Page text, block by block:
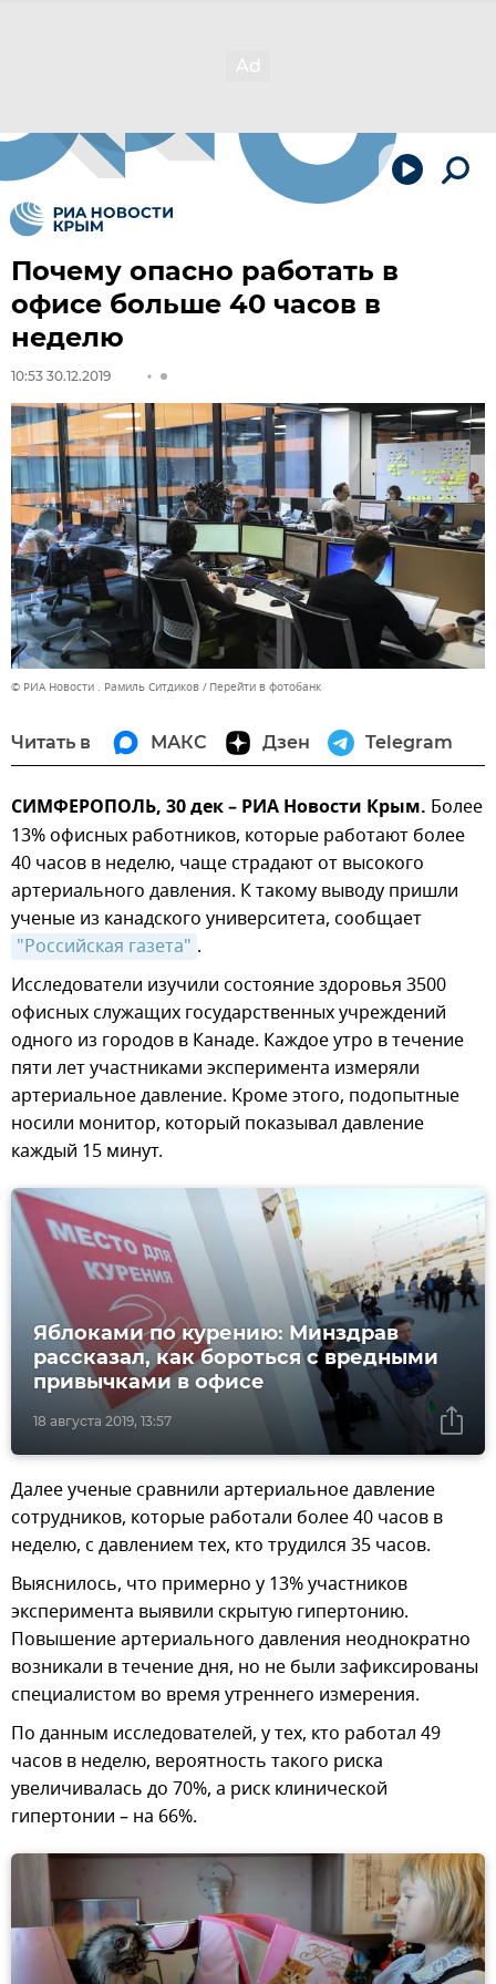
Почему опасно работать в
офисе больше 40 часов в
неделю
10:53 30.12.2019
© РИА Новости . Рамиль Ситдиков Перейти в фотобанк
Читать в МАКС Дзен Telegram
СИМФЕРОПОЛЬ, 30 дек – РИА Новости Крым. Более
13% офисных работников, которые работают более
40 часов в неделю, чаще страдают от высокого
артериального давления. К такому выводу пришли
ученые из канадского университета, сообщает
"Российская газета" .
Исследователи изучили состояние здоровья 3500
офисных служащих государственных учреждений
одного из городов в Канаде. Каждое утро в течение
пяти лет участниками эксперимента измеряли
артериальное давление. Кроме этого, подопытные
носили монитор, который показывал давление
каждый 15 минут.
18 августа 2019, 13:57
Яблоками по курению: Минздрав
рассказал, как бороться с вредными
привычками в офисе
Далее ученые сравнили артериальное давление
сотрудников, которые работали более 40 часов в
неделю, с давлением тех, кто трудился 35 часов.
Выяснилось, что примерно у 13% участников
эксперимента выявили скрытую гипертонию.
Повышение артериального давления неоднократно
возникали в течение дня, но не были зафиксированы
специалистом во время утреннего измерения.
По данным исследователей, у тех, кто работал 49
часов в неделю, вероятность такого риска
увеличивалась до 70%, а риск клинической
гипертонии – на 66%.